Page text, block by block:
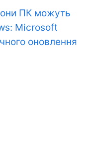
ПК можуть
Microsoft
оновлення